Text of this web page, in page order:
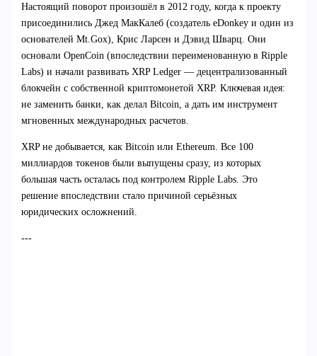
Настоящий поворот произошёл в 2012 году, когда к проекту
присоединились Джед МакКалеб (создатель eDonkey и один из
основателей Mt.Gox), Крис Ларсен и Дэвид Шварц. Они
основали OpenCoin (впоследствии переименованную в Ripple
Labs) и начали развивать XRP Ledger — децентрализованный
блокчейн с собственной криптомонетой XRP. Ключевая идея:
не заменить банки, как делал Bitcoin, а дать им инструмент
мгновенных международных расчетов.
XRP не добывается, как Bitcoin или Ethereum. Все 100
миллиардов токенов были выпущены сразу, из которых
большая часть осталась под контролем Ripple Labs. Это
решение впоследствии стало причиной серьёзных
юридических осложнений.
---